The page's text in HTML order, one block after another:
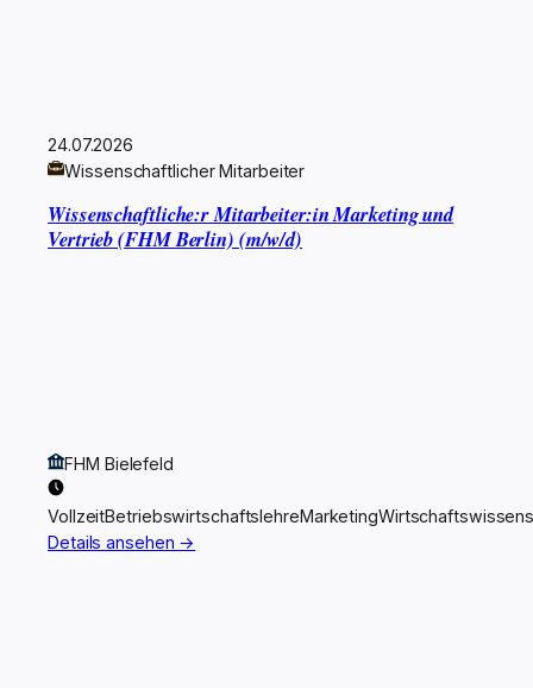
24.07.2026
Wissenschaftlicher Mitarbeiter
Wissenschaftliche:r Mitarbeiter:in Marketing und
Vertrieb (FHM Berlin) (m/w/d)
FHM Bielefeld
VollzeitBetriebswirtschaftslehreMarketing
Details ansehen →